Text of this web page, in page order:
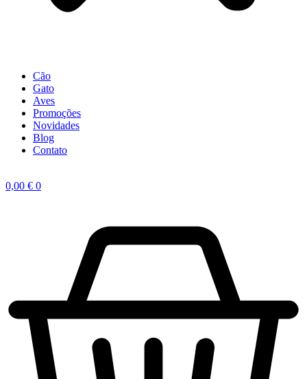
Cão
Gato
Aves
Promoções
Novidades
Blog
Contato
0,00 € 0